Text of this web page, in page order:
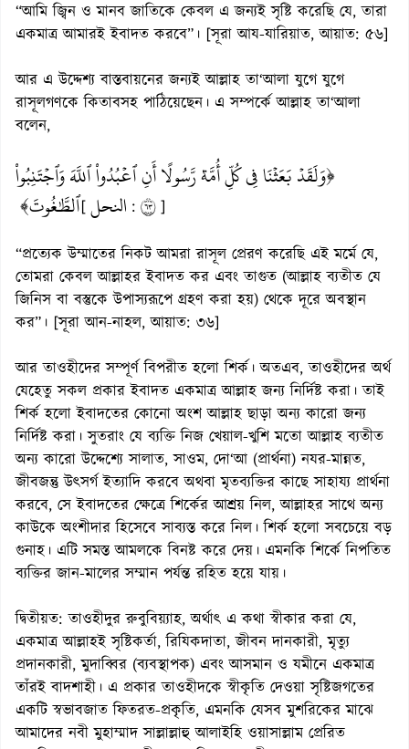
“আমি জ্বিন ও মানব জাতিকে কেবল এ জন্যই সৃষ্টি করেছি যে, তারা
একমাত্র আমারই ইবাদত করবে”। [সূরা আয-যারিয়াত, আয়াত: ৫৬]
আর এ উদ্দেশ্য বাস্তবায়নের জন্যই আল্লাহ তা‘আলা যুগে যুগে
রাসূলগণকে কিতাবসহ পাঠিয়েছেন। এ সম্পর্কে আল্লাহ তা‘আলা
বলেন,
﴿وَلَقَدۡ بَعَثۡنَا فِي كُلِّ أُمَّةٖ رَّسُولًا أَنِ ٱعۡبُدُواْ ٱللَّهَ وَٱجۡتَنِبُواْ
ٱلطَّٰغُوتَ﴾[ النحل : ]
“প্রত্যেক উম্মাতের নিকট আমরা রাসূল প্রেরণ করেছি এই মর্মে যে,
তোমরা কেবল আল্লাহর ইবাদত কর এবং তাগুত (আল্লাহ ব্যতীত যে
জিনিস বা বস্তুকে উপাস্যরূপে গ্রহণ করা হয়) থেকে দূরে অবস্থান
কর”। [সূরা আন-নাহল, আয়াত: ৩৬]
আর তাওহীদের সম্পূর্ণ বিপরীত হলো শির্ক। অতএব, তাওহীদের অর্থ
যেহেতু সকল প্রকার ইবাদত একমাত্র আল্লাহ জন্য নির্দিষ্ট করা। তাই
শির্ক হলো ইবাদতের কোনো অংশ আল্লাহ ছাড়া অন্য কারো জন্য
নির্দিষ্ট করা। সুতরাং যে ব্যক্তি নিজ খেয়াল-খুশি মতো আল্লাহ ব্যতীত
অন্য কারো উদ্দেশ্যে সালাত, সাওম, দো‘আ (প্রার্থনা) নযর-মান্নত,
জীবজন্তু উৎসর্গ ইত্যাদি করবে অথবা মৃতব্যক্তির কাছে সাহায্য প্রার্থনা
করবে, সে ইবাদতের ক্ষেত্রে শির্কের আশ্রয় নিল, আল্লাহর সাথে অন্য
কাউকে অংশীদার হিসেবে সাব্যস্ত করে নিল। শির্ক হলো সবচেয়ে বড়
গুনাহ। এটি সমস্ত আমলকে বিনষ্ট করে দেয়। এমনকি শির্কে নিপতিত
ব্যক্তির জান-মালের সম্মান পর্যন্ত রহিত হয়ে যায়।
দ্বিতীয়ত: তাওহীদুর রুবুবিয়্যাহ, অর্থাৎ এ কথা স্বীকার করা যে,
একমাত্র আল্লাহই সৃষ্টিকর্তা, রিযিকদাতা, জীবন দানকারী, মৃত্যু
প্রদানকারী, মুদাব্বির (ব্যবস্থাপক) এবং আসমান ও যমীনে একমাত্র
তাঁরই বাদশাহী। এ প্রকার তাওহীদকে স্বীকৃতি দেওয়া সৃষ্টিজগতের
একটি স্বভাবজাত ফিতরত-প্রকৃতি, এমনকি যেসব মুশরিকের মাঝে
আমাদের নবী মুহাম্মাদ সাল্লাল্লাহু আলাইহি ওয়াসাল্লাম প্রেরিত